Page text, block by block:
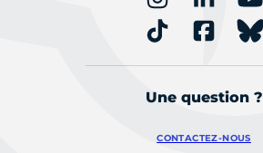
Une question ?
CONTACTEZ-NOUS